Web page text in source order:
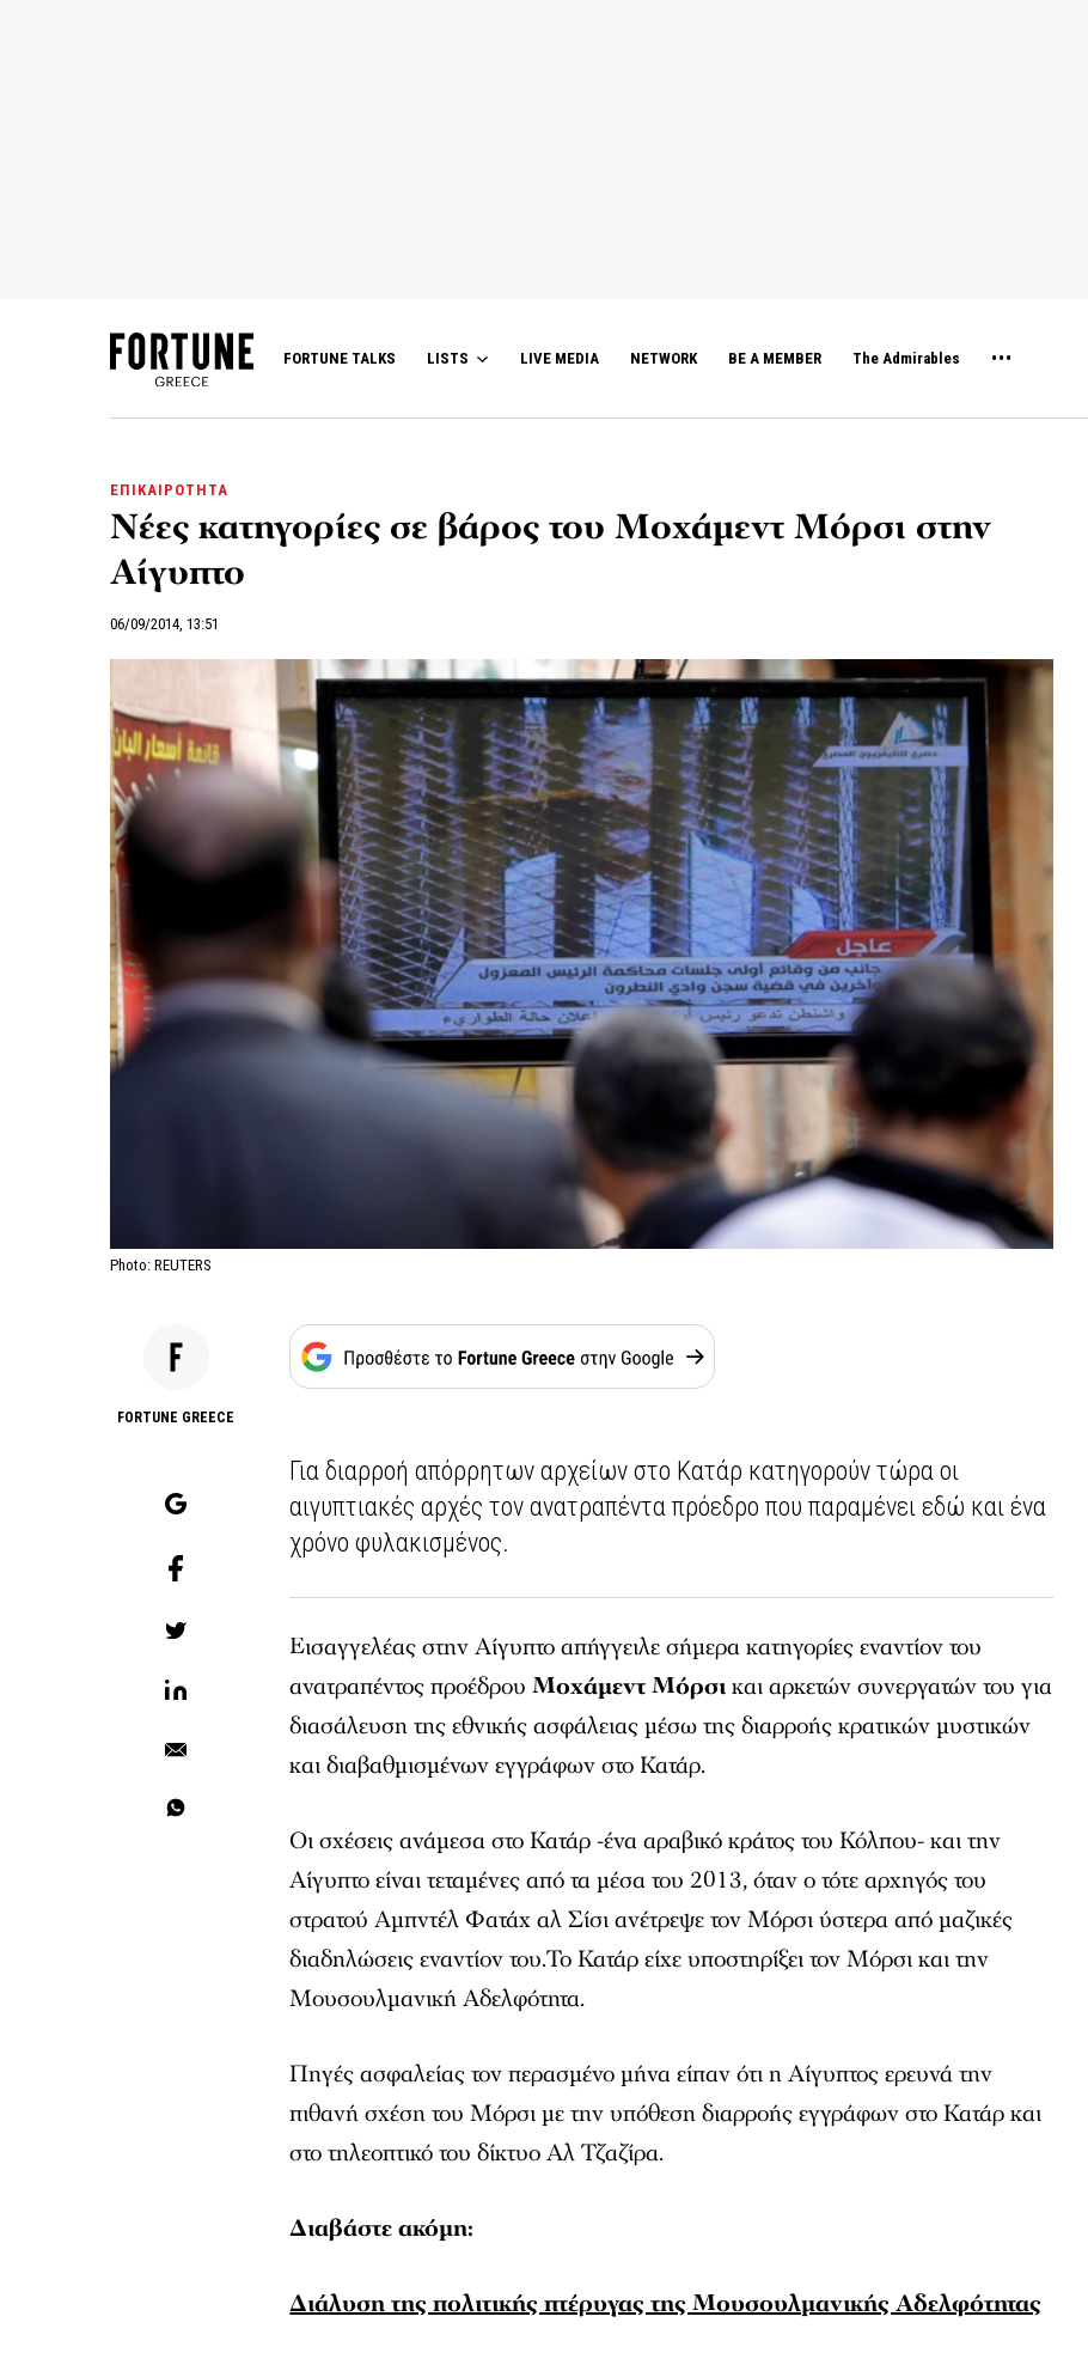
FORTUNE TALKS LISTS LIVE MEDIA NETWORK BE A MEMBER The Admirables
ΕΠΙΚΑΙΡΟΤΗΤΑ
Νέες κατηγορίες σε βάρος του Μοχάμεντ Μόρσι στην
Αίγυπτο
06/09/2014, 13:51
Photo: REUTERS
FORTUNE GREECE
Για διαρροή απόρρητων αρχείων στο Κατάρ κατηγορούν τώρα οι
αιγυπτιακές αρχές τον ανατραπέντα πρόεδρο που παραμένει εδώ και ένα
χρόνο φυλακισμένος.
Εισαγγελέας στην Αίγυπτο απήγγειλε σήμερα κατηγορίες εναντίον του
ανατραπέντος προέδρουΜοχάμεντ Μόρσικαι αρκετών συνεργατών του για
διασάλευση της εθνικής ασφάλειας μέσω της διαρροής κρατικών μυστικών
και διαβαθμισμένων εγγράφων στο Κατάρ.
Οι σχέσεις ανάμεσα στο Κατάρ -ένα αραβικό κράτος του Κόλπου- και την
Αίγυπτο είναι τεταμένες από τα μέσα του 2013, όταν ο τότε αρχηγός του
στρατού Αμπντέλ Φατάχ αλ Σίσι ανέτρεψε τον Μόρσι ύστερα από μαζικές
διαδηλώσεις εναντίον του.Το Κατάρ είχε υποστηρίξει τον Μόρσι και την
Μουσουλμανική Αδελφότητα.
Πηγές ασφαλείας τον περασμένο μήνα είπαν ότι η Αίγυπτος ερευνά την
πιθανή σχέση του Μόρσι με την υπόθεση διαρροής εγγράφων στο Κατάρ και
στο τηλεοπτικό του δίκτυο Αλ Τζαζίρα.
Διαβάστε ακόμη:
Διάλυση της πολιτικής πτέρυγας της Μουσουλμανικής Αδελφότητας